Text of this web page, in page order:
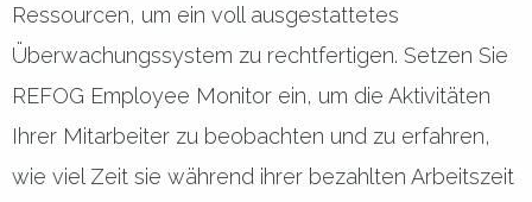
Ressourcen, um ein voll ausgestattetes
Überwachungssystem zu rechtfertigen. Setzen Sie
REFOG Employee Monitor ein, um die Aktivitäten
Ihrer Mitarbeiter zu beobachten und zu erfahren,
wie viel Zeit sie während ihrer bezahlten Arbeitszeit